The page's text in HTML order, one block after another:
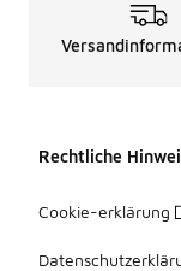
Rechtliche
Cookie-erklärung